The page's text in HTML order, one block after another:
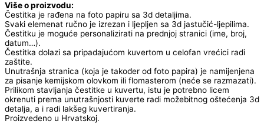
Više o proizvodu:
Čestitka je rađena na foto papiru sa 3d detaljima.
Svaki elemenat ručno je izrezan i ljepljen sa 3d jastučić-ljepilima.
Čestitku je moguće personalizirati na prednjoj stranici (ime, broj,
datum…).
Čestitka dolazi sa pripadajućom kuvertom u celofan vrećici radi
zaštite.
Unutrašnja stranica (koja je također od foto papira) je namijenjena
za pisanje kemijskom olovkom ili flomasterom (neće se razmazati).
Prilikom stavljanja čestitke u kuvertu, istu je potrebno licem
okrenuti prema unutrašnjosti kuverte radi možebitnog oštećenja 3d
detalja, a i radi lakšeg kuvertiranja.
Proizvedeno u Hrvatskoj.